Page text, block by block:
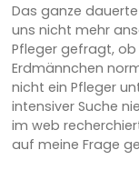
Das ganze
uns nicht mehr
Pfleger gefragt,
Erdmännchen
nicht ein Pfleger
intensiver Suche
im web
auf meine Frage